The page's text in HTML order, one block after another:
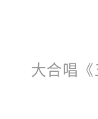
大合唱《